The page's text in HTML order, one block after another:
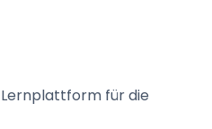
für die